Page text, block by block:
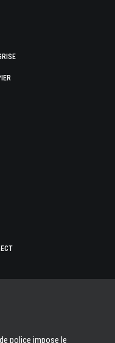
police impose le